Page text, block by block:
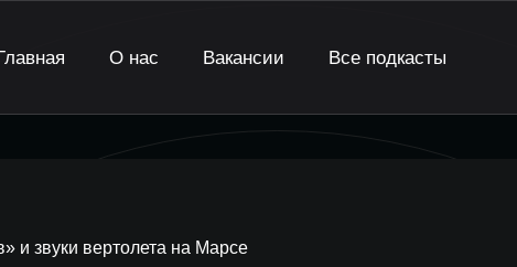
О нас Вакансии Все подкасты
и звуки вертолета на Марсе